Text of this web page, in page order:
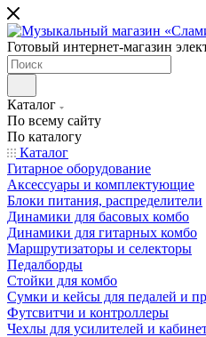
Готовый интернет-магазин
Каталог
По всему сайту
По каталогу
Каталог
Гитарное оборудование
Аксессуары и комплектующие
Блоки питания, распределители
Динамики для басовых комбо
Динамики для гитарных комбо
Маршрутизаторы и селекторы
Педалборды
Стойки для комбо
Сумки и кейсы для педалей и
Футсвитчи и контроллеры
Чехлы для усилителей и